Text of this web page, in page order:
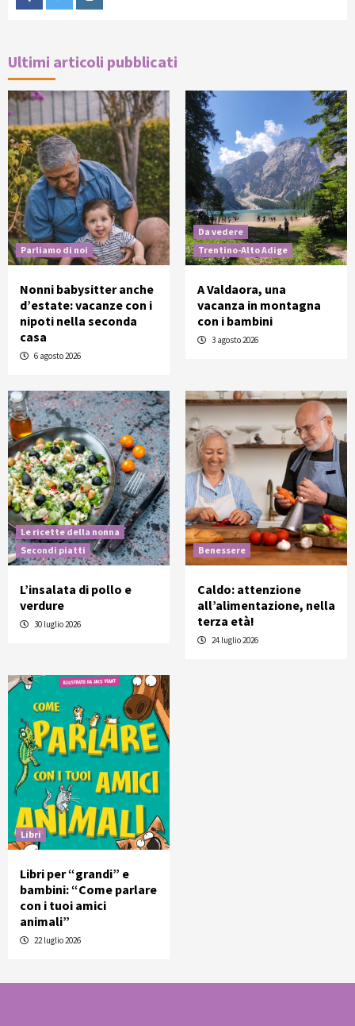
FacebookTwitterInstagram
Ultimi articoli pubblicati
Parliamo di noi
Nonni babysitter anche
d’estate: vacanze con i
nipoti nella seconda
casa
6 agosto 2026
Da vedere
Trentino-Alto Adige
A Valdaora, una
vacanza in montagna
con i bambini
3 agosto 2026
Le ricette della nonna
Secondi piatti
L’insalata di pollo e
verdure
30 luglio 2026
Benessere
Caldo: attenzione
all’alimentazione, nella
terza età!
24 luglio 2026
Libri
Libri per “grandi” e
bambini: “Come parlare
con i tuoi amici
animali”
22 luglio 2026